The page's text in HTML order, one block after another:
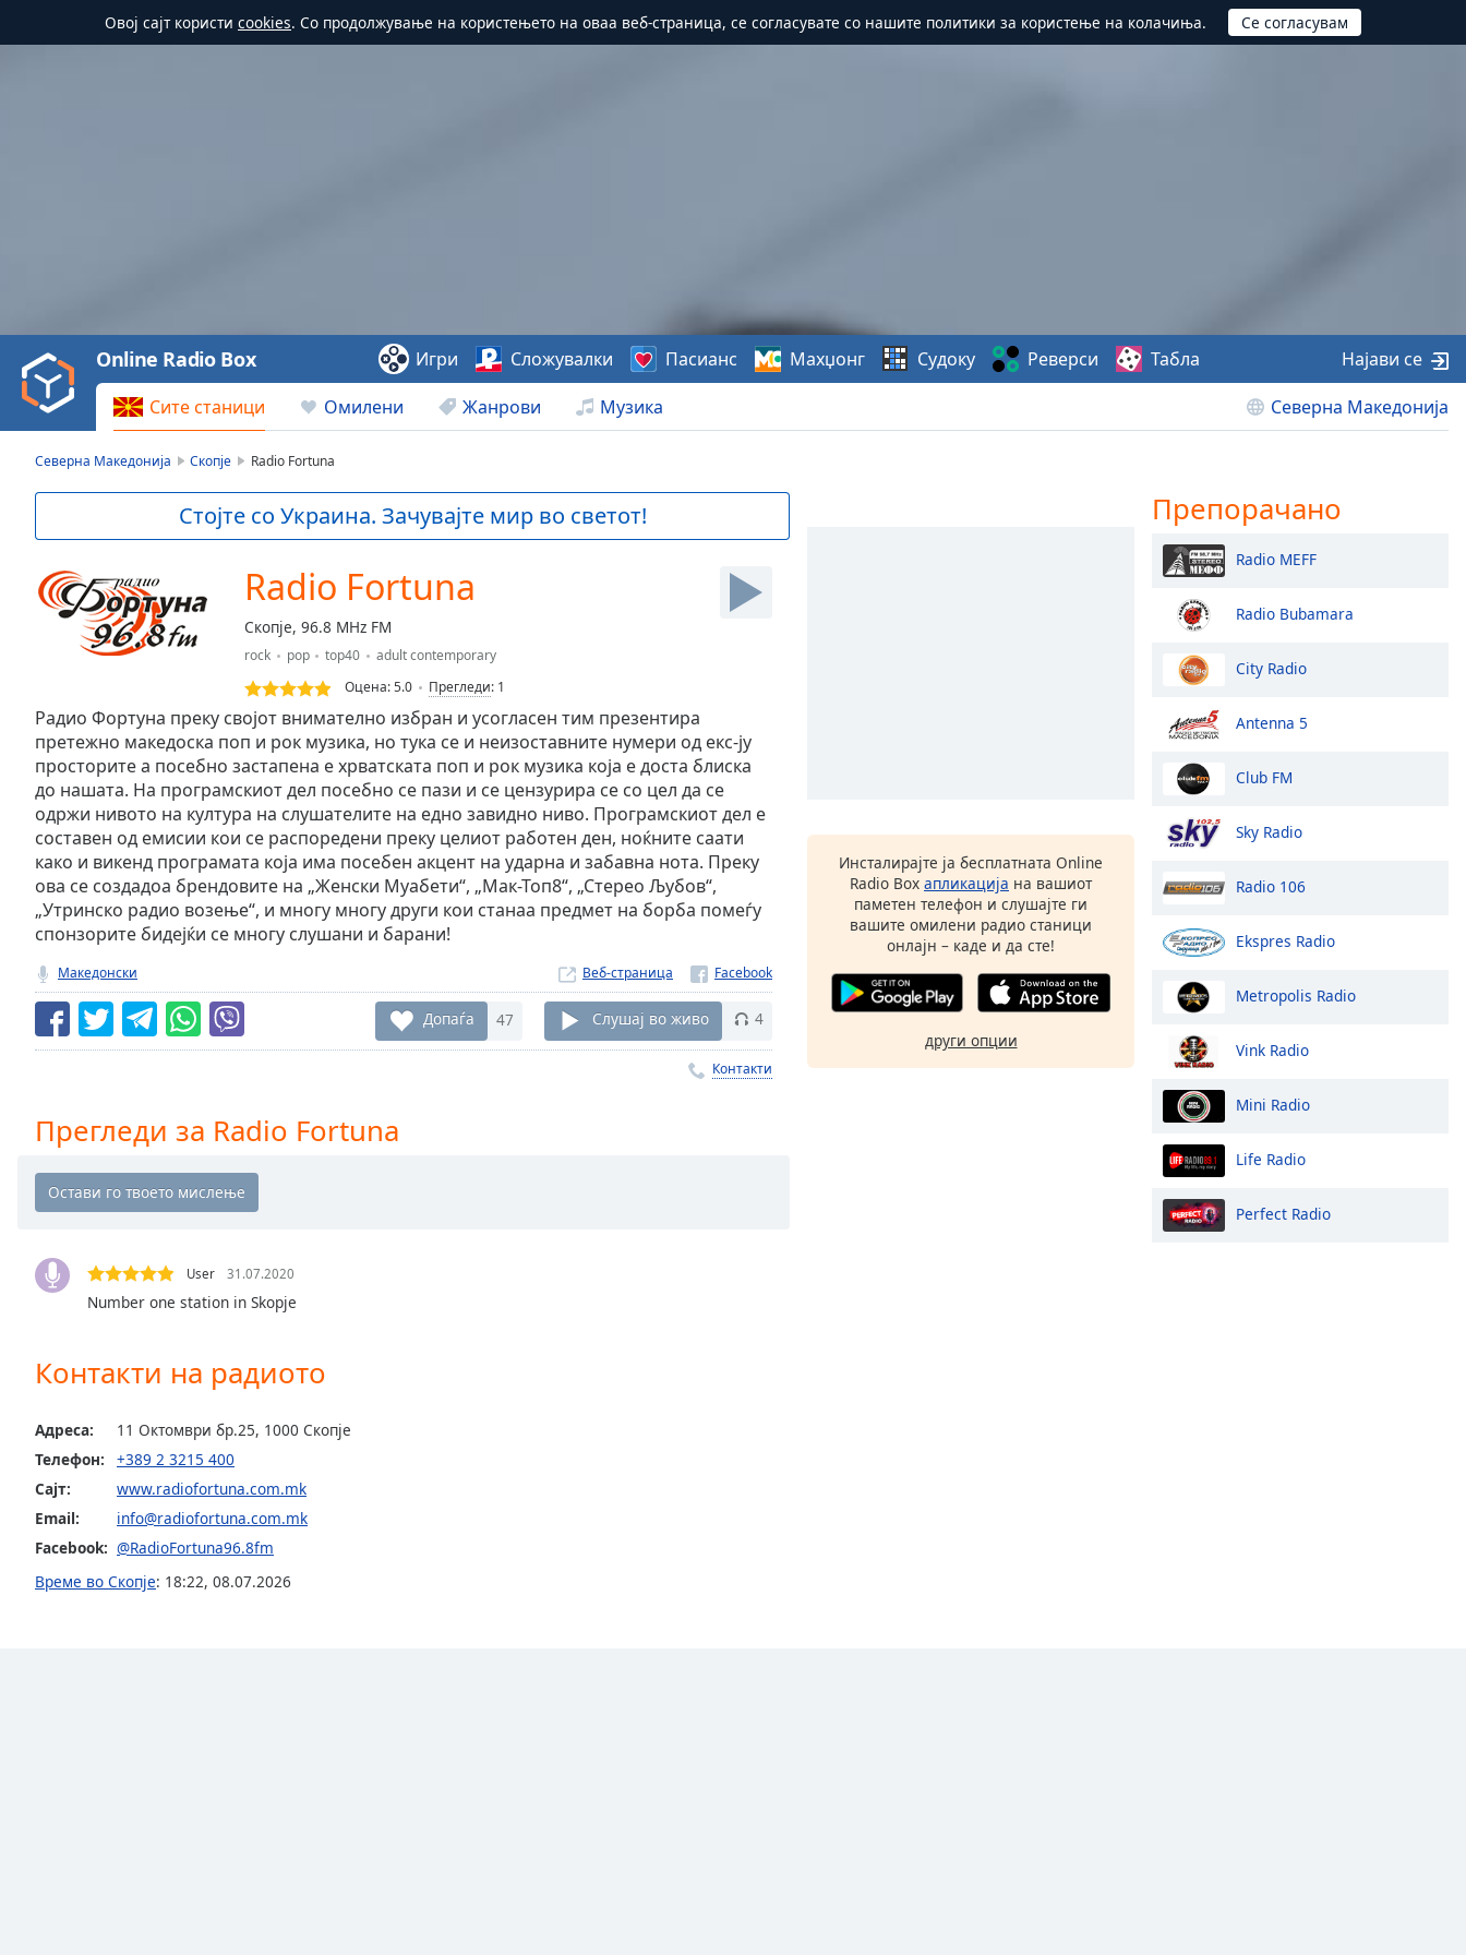
Овој сајт користи cookies. Со продолжување на користењето на оваа веб-страница, се согласувате со нашите политики за користење на колачиња.
Video
Play
Backward
Skip
Current
Duration-:-
Loaded:
Seek to
currently
behind
LIVE
Remaining
Time-
Playback
Rate
Chapters
Chapters
off,
Subtitles
settings,
opens
subtitles
dialog
subtitles
selected
Track
in-
Fullscreen
Сите станици Омилени Жанрови Музика Северна Македонија
Online Radio Box Игри Сложувалки Пасианс Махџонг Судоку Реверси Табла Најави се
Северна Македонија Скопје Radio Fortuna
Стојте со Украина. Зачувајте мир во светот!
Radio Fortuna
Скопје, 96.8 MHz FM
rock pop top40
adult contemporary
Оцена:5.0 Прегледи: 1
Радио Фортуна преку својот внимателно избран и усогласен тим презентира
претежно македоска поп и рок музика, но тука се и неизоставните нумери од екс-ју
просторите а посебно застапена е хрватската поп и рок музика која е доста блиска
до нашата. На програмскиот дел посебно се пази и се цензурира се со цел да се
одржи нивото на култура на слушателите на едно завидно ниво. Програмскиот дел е
составен од емисии кои се распоредени преку целиот работен ден, ноќните саати
како и викенд програмата која има посебен акцент на ударна и забавна нота. Преку
ова се создадоа брендовите на „Женски Муабети“, „Мак-Топ8“, „Стерео Љубов“,
„Утринско радио возење“, и многу многу други кои станаа предмет на борба помеѓу
спонзорите бидејќи се многу слушани и барани!
Македонски Веб-страница
Допаѓа 47 Слушај во живо 4
Контакти
Прегледи за Radio Fortuna
User 31.07.2020
Number one station in Skopje
Контакти на радиото
Адреса:
11 Октомври бр.25, 1000 Скопје
Телефон:
+389 2 3215 400
Сајт:
www.radiofortuna.com.mk
Email:
info@radiofortuna.com.mk
Facebook: @RadioFortuna96.8fm
Време во Скопје: 18:22, 08.07.2026
Инсталирајте ја бесплатната Online
Radio Box апликација на вашиот
паметен телефон и слушајте ги
вашите омилени радио станици
онлајн – каде и да сте!
други опции
Препорачано
Radio MEFF
Radio Bubamara
City Radio
Antenna 5
Club FM
Sky Radio
Radio 106
Ekspres Radio
Metropolis Radio
Vink Radio
Mini Radio
Life Radio
Perfect Radio